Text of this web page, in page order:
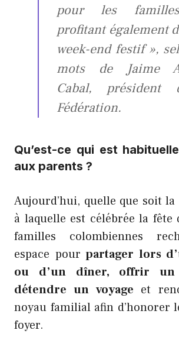
pour les
profitant également
week-end festif »,
mots de Jaime
Cabal, président
Fédération.
Qu’est-ce qui est
aux parents ?
Aujourd’hui, quelle que soit
à laquelle est célébrée la fête
familles colombiennes
espace pour partager lors
ou d’un dîner, offrir un
détendre un voyage et
noyau familial afin d’honorer
foyer.